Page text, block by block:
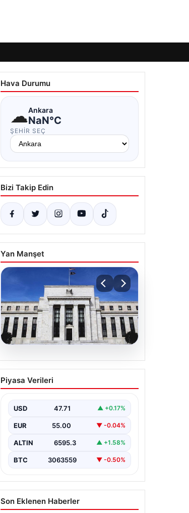
Hava Durumu
☁Ankara
NaN°C
ŞEHIR SEÇ
Bizi Takip Edin
Yan Manşet
Fed faizi sabit tuttu
Piyasa Verileri
USD 47.71 ▲ +0.17%
EUR 55.00 ▼ -0.04%
ALTIN 6595.3 ▲ +1.58%
BTC 3063559 ▼ -0.50%
Son Eklenen Haberler